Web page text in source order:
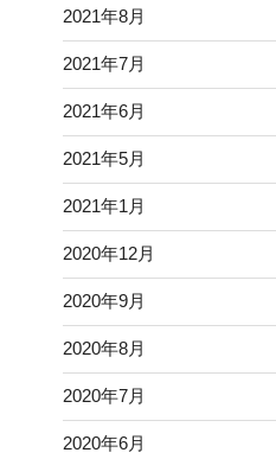
2021年8月
2021年7月
2021年6月
2021年5月
2021年1月
2020年12月
2020年9月
2020年8月
2020年7月
2020年6月